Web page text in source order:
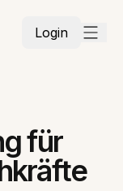
Login
für